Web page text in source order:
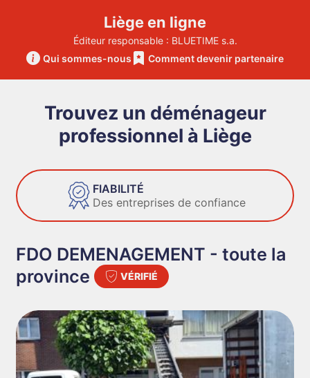
Liège en ligne
Éditeur responsable : BLUETIME s.a.
Qui sommes-nous
Comment devenir partenaire
Trouvez un déménageur
professionnel à Liège
FIABILITÉ
Des entreprises de confiance
FDO DEMENAGEMENT - toute la
province
VÉRIFIÉ